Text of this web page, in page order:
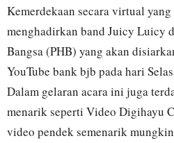
Kemerdekaan secara virtual
menghadirkan band Juicy Luicy
Bangsa (PHB) yang akan
YouTube bank bjb pada hari
Dalam gelaran acara ini juga
menarik seperti Video Digihayu
video pendek semenarik